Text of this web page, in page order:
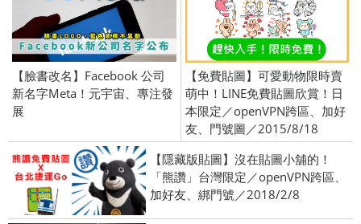
【臉書改名】Facebook 公司
新名字Meta！元宇宙、專注發
展
【免費貼圖】可愛動物限時賣
萌中！LINE免費貼圖欣賞！日
本限定／openVPN跨區、加好
友、門號圖／2015/8/18
【隱藏版貼圖】沒在貼圖小舖的！
「熊讚」台灣限定／openVPN跨區、
加好友、綁門號／2018/2/8